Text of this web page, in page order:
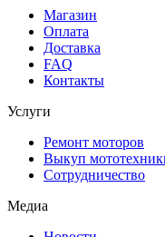
Магазин
Оплата
Доставка
FAQ
Контакты
Услуги
Ремонт моторов
Выкуп
Сотрудничество
Медиа